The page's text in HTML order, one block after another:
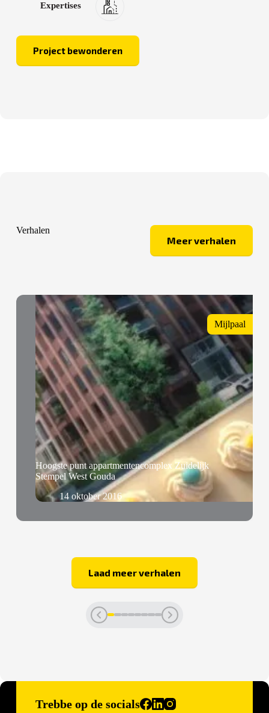
Expertises
Project bewonderen
Energieproeftuin
Verhalen
Meer verhalen
Mijlpaal
Hoogste punt appartmentencomplex Zuidelijk
Stempel West Gouda
14 oktober 2016
Laad meer verhalen
Trebbe op de socials